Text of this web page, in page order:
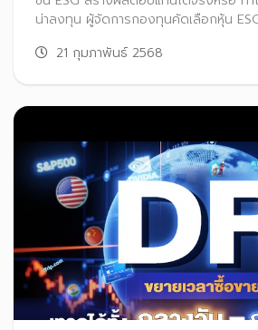
น่าลงทุน ผู้จัดการกองทุนคัดเลือกหุ้น
ลงทุนโดยใช้ ESG ดีจริงหรือ
21 กุมภาพันธ์ 2568